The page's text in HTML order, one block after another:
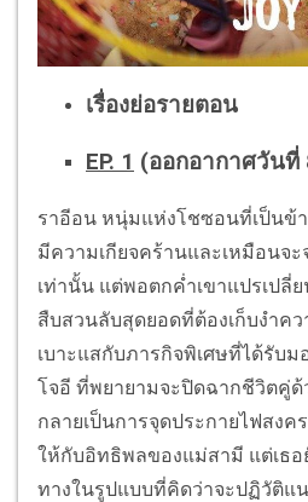
เรื่องย่อรายตอน
EP. 1 (ออกอากาศวันที่
ราอีอน หนุ่มแห่งโชซอนที่เป็นข้
มีความเกียจคร้านและเหมือนจะ
เท่านั้น แต่พอตกค่ำเขาแปรเปลี่
สืบสวนลับสุดยอดที่ต้องเก็บงำค
เบาะแสกับภารกิจพิเศษที่ได้รับ
โจอี ที่พยายามจะปิดฉากชีวิตคู่ด้
กลายเป็นการจุดประกายไฟสงค
ให้กับอิทธิพลของแม่สามี แต่เธอ
ทางในรูปแบบที่คิดว่าจะปฏิวัติแ